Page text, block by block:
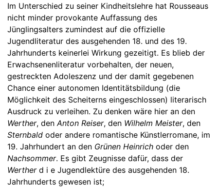
Im Unterschied zu seiner Kindheitslehre hat Rousseaus
nicht minder provokante Auffassung des
Jünglingsalters zumindest auf die offizielle
Jugendliteratur des ausgehenden 18. und des 19.
Jahrhunderts keinerlei Wirkung gezeitigt. Es blieb der
Erwachsenenliteratur vorbehalten, der neuen,
gestreckten Adoleszenz und der damit gegebenen
Chance einer autonomen Identitätsbildung (die
Möglichkeit des Scheiterns eingeschlossen) literarisch
Ausdruck zu verleihen. Zu denken wäre hier an den
Werther, den Anton Reiser, den Wilhelm Meister, den
Sternbald oder andere romantische Künstlerromane, im
19. Jahrhundert an den Grünen Heinrich oder den
Nachsommer. Es gibt Zeugnisse dafür, dass der
Wertherd i e Jugendlektüre des ausgehenden 18.
Jahrhunderts gewesen ist;